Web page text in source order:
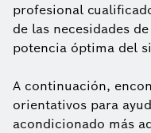
profesional
de las necesidades
potencia óptima del
A continuación,
orientativos para
acondicionado más